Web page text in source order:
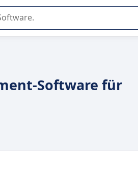
Software in Unternehmen.
Software für